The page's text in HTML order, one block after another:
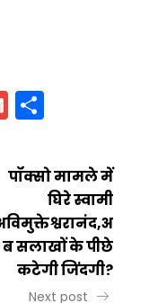
Gmail
पॉक्सो मामले में
घिरे स्वामी
ब सलाखों के पीछे
कटेगी जिंदगी?
Next post